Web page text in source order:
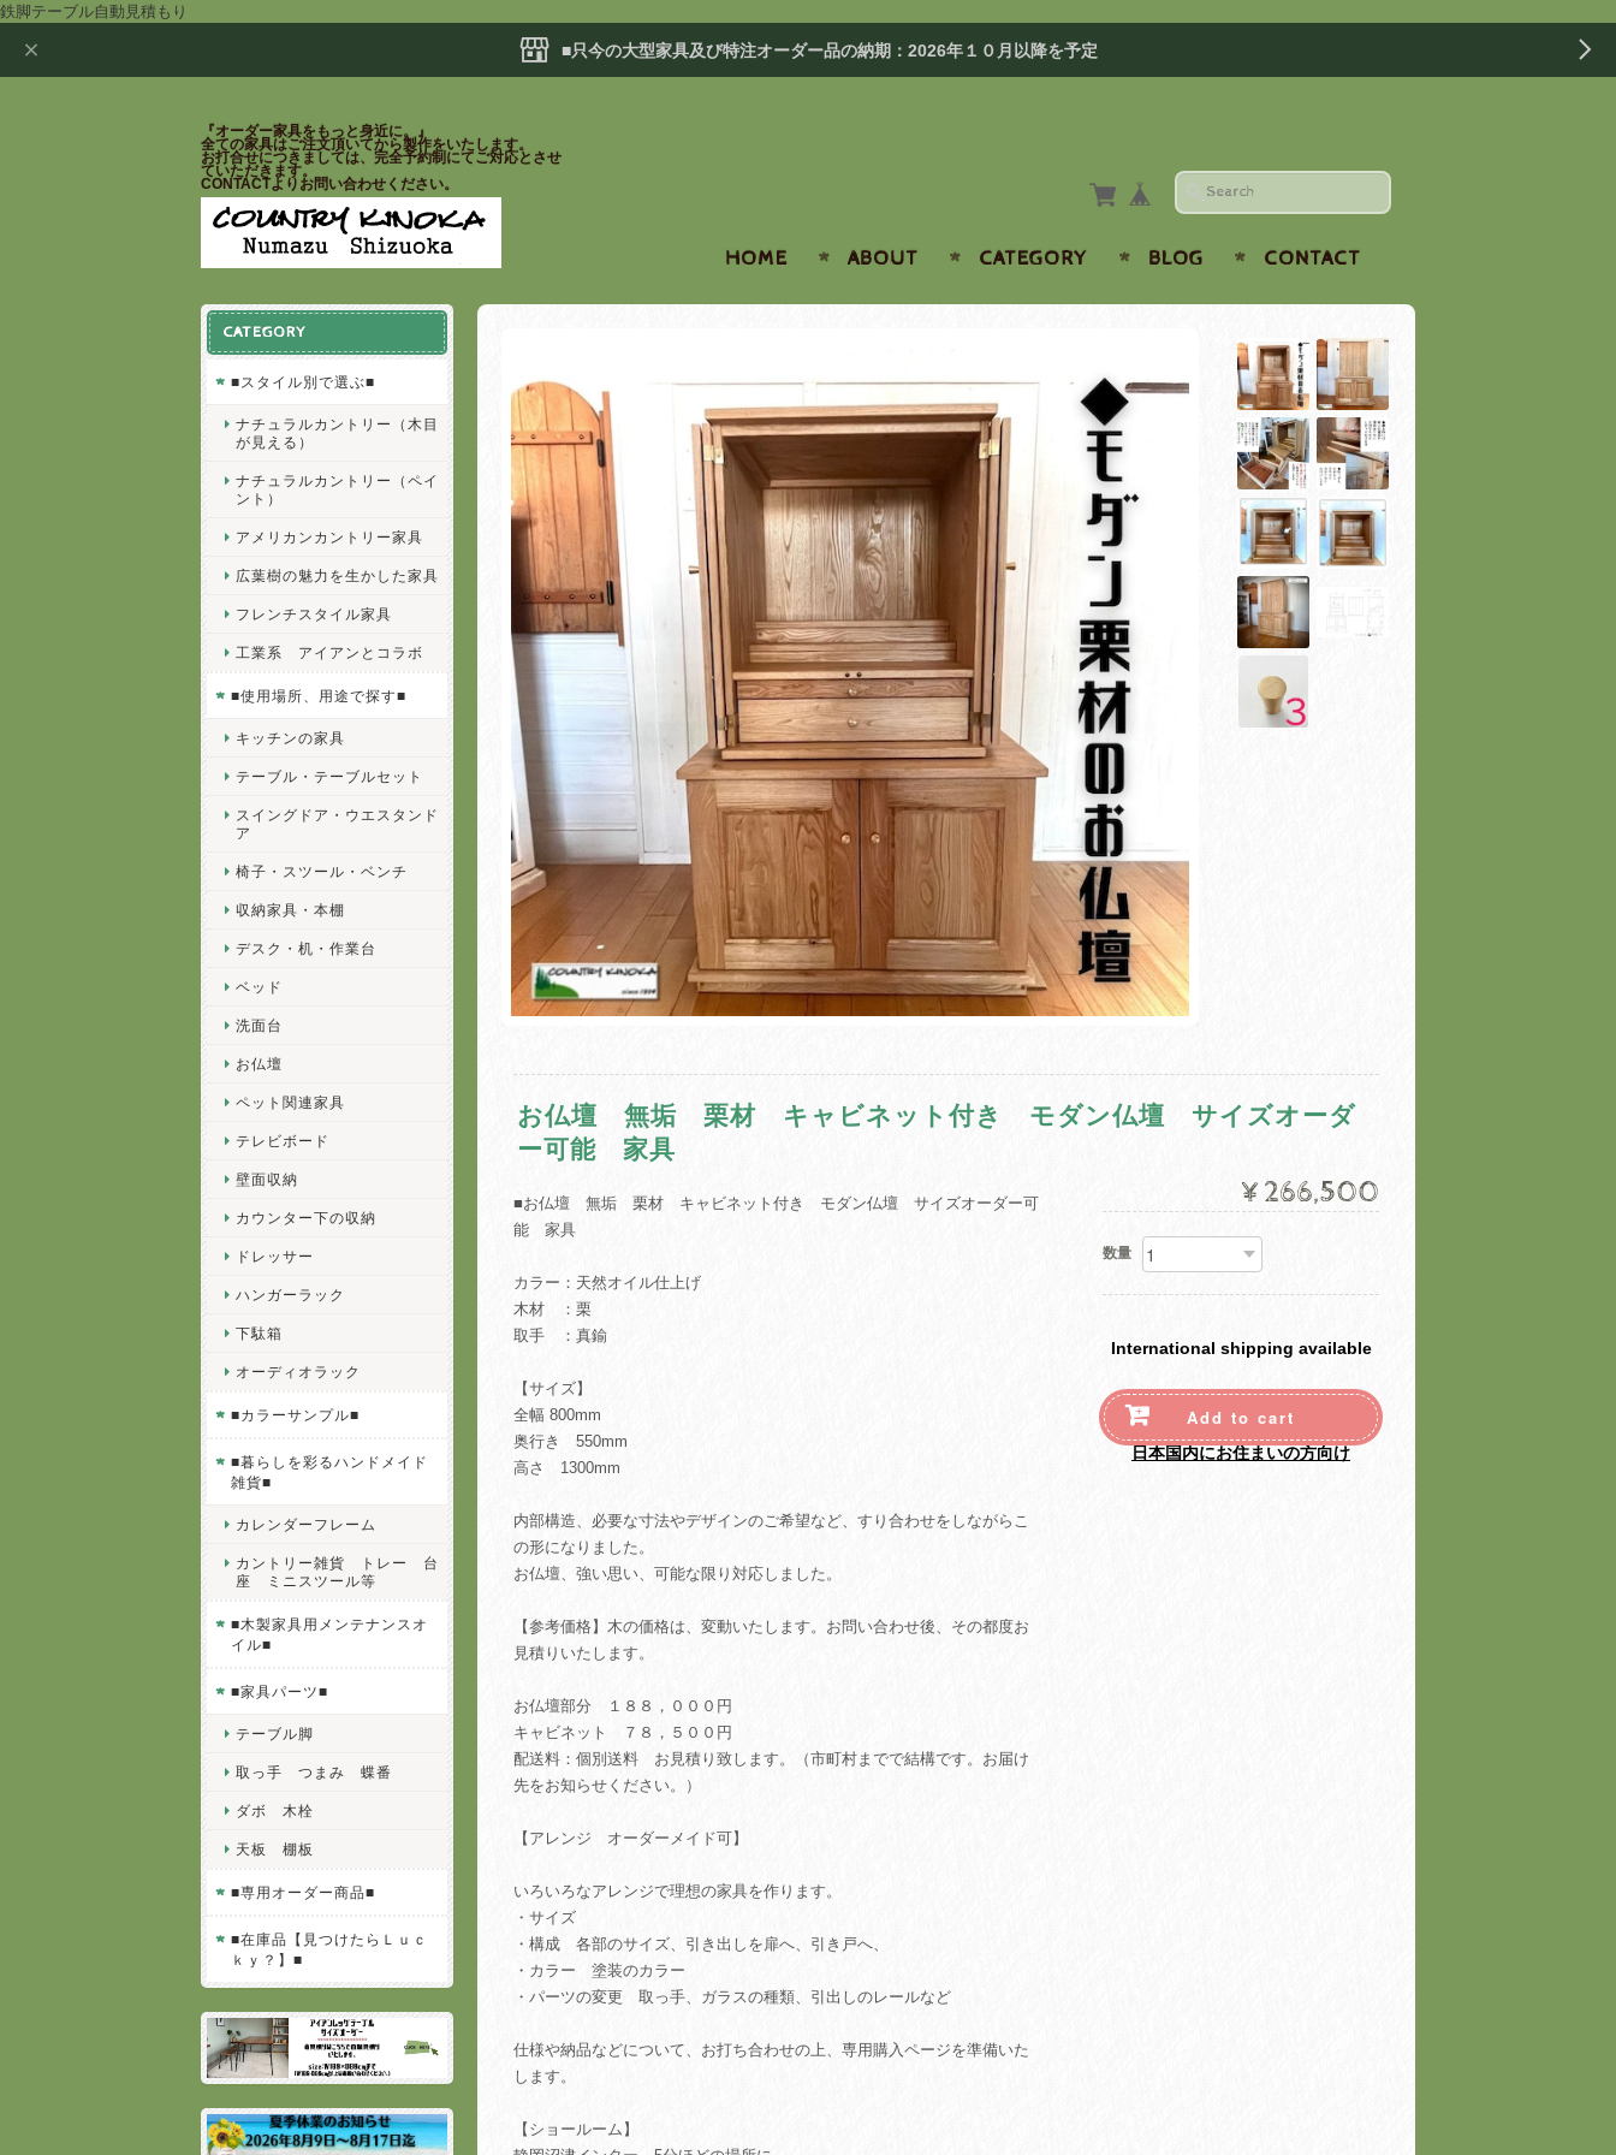
鉄脚テーブル自動見積もり
■只今の大型家具及び特注オーダー品の納期：2026年１０月以降を予定
『オーダー家具をもっと身近に。』
全ての家具はご注文頂いてから製作をいたします。
お打合せにつきましては、完全予約制にてご対応とさせ
ていただきます。
CONTACTよりお問い合わせください。
HOME ABOUT CATEGORY BLOG CONTACT
お仏壇 無垢 栗材 キャビネット付き モダン仏壇 サイズオーダ
ー可能 家具
■お仏壇 無垢 栗材 キャビネット付き モダン仏壇 サイズオーダー可
能 家具
カラー：天然オイル仕上げ
木材 ：栗
取手 ：真鍮
【サイズ】
全幅 800mm
奥行き 550mm
高さ 1300mm
内部構造、必要な寸法やデザインのご希望など、すり合わせをしながらこ
の形になりました。
お仏壇、強い思い、可能な限り対応しました。
【参考価格】木の価格は、変動いたします。お問い合わせ後、その都度お
見積りいたします。
お仏壇部分 １８８，０００円
キャビネット ７８，５００円
配送料：個別送料 お見積り致します。（市町村までで結構です。お届け
先をお知らせください。）
【アレンジ オーダーメイド可】
いろいろなアレンジで理想の家具を作ります。
・サイズ
・構成 各部のサイズ、引き出しを扉へ、引き戸へ、
・カラー 塗装のカラー
・パーツの変更 取っ手、ガラスの種類、引出しのレールなど
仕様や納品などについて、お打ち合わせの上、専用購入ページを準備いた
します。
【ショールーム】
¥266,500
数量
International shipping available
Add to cart
日本国内にお住まいの方向け
CATEGORY
■スタイル別で選ぶ■
ナチュラルカントリー（木目
が見える）
ナチュラルカントリー（ペイ
ント）
アメリカンカントリー家具
広葉樹の魅力を生かした家具
フレンチスタイル家具
工業系 アイアンとコラボ
■使用場所、用途で探す■
キッチンの家具
テーブル・テーブルセット
スイングドア・ウエスタンド
ア
椅子・スツール・ベンチ
収納家具・本棚
デスク・机・作業台
ベッド
洗面台
お仏壇
ペット関連家具
テレビボード
壁面収納
カウンター下の収納
ドレッサー
ハンガーラック
下駄箱
オーディオラック
■カラーサンプル■
■暮らしを彩るハンドメイド
雑貨■
カレンダーフレーム
カントリー雑貨 トレー 台
座 ミニスツール等
■木製家具用メンテナンスオ
イル■
■家具パーツ■
テーブル脚
取っ手 つまみ 蝶番
ダボ 木栓
天板 棚板
■専用オーダー商品■
■在庫品【見つけたらＬｕｃ
ｋｙ？】■